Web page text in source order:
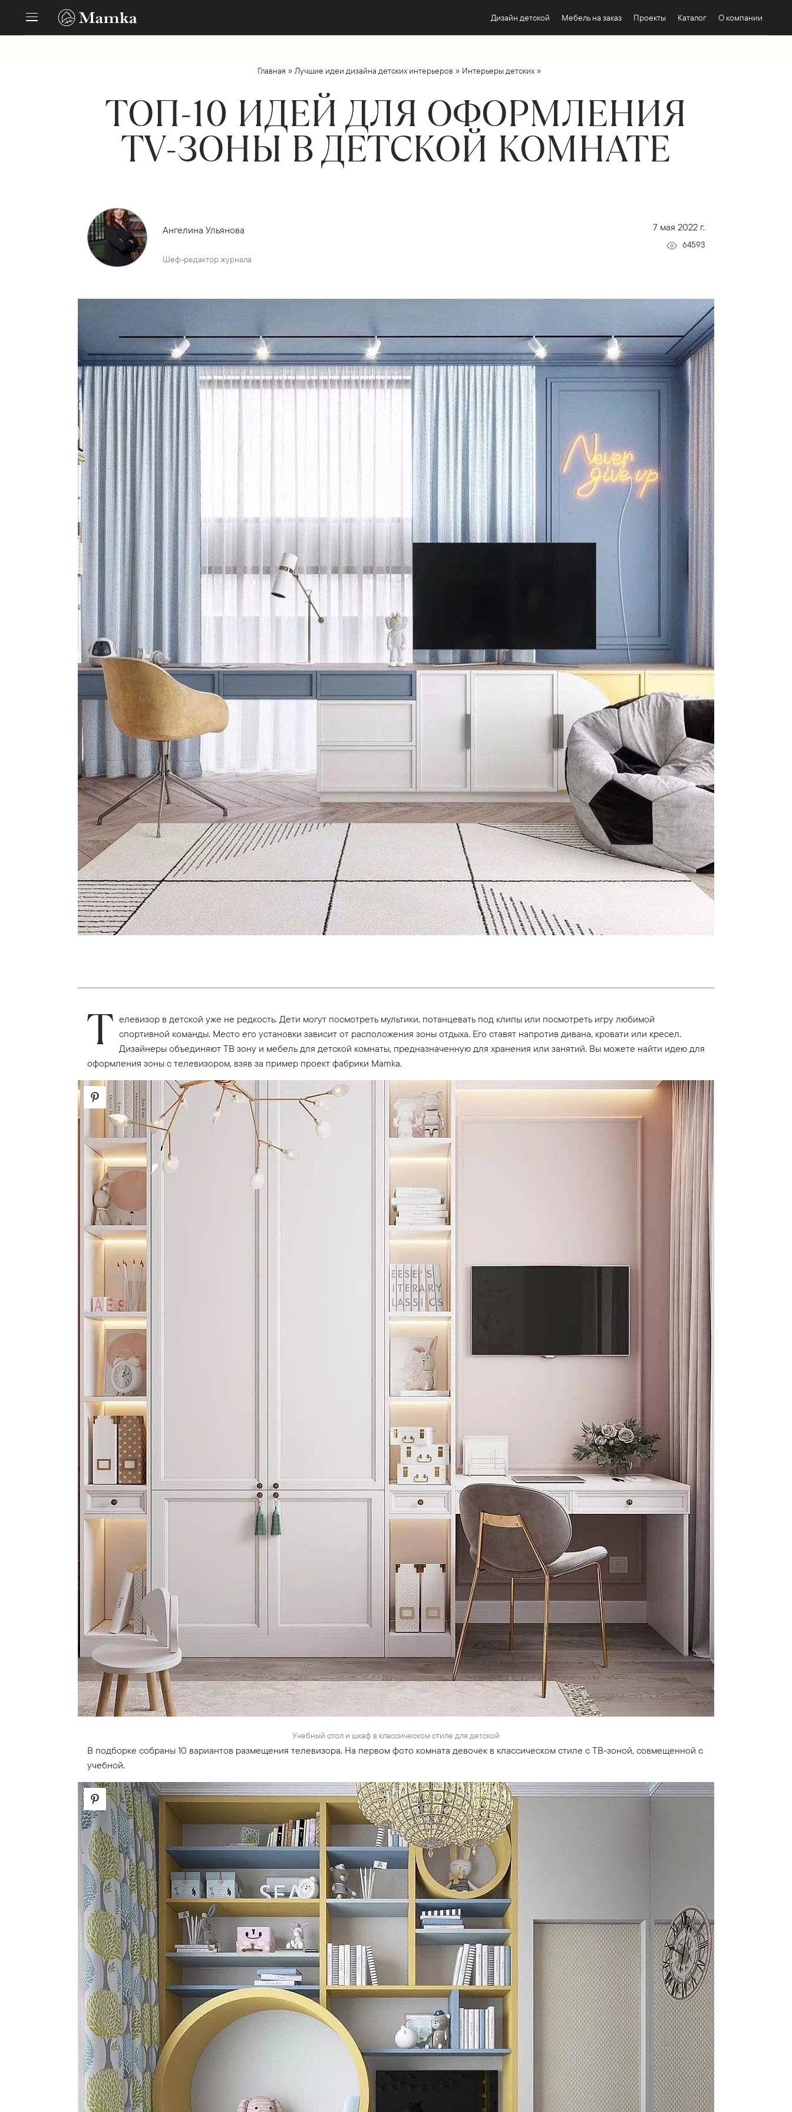
Дизайн детской Мебель на заказ Проекты Каталог О компании
Главная »Лучшие идеи дизайна детских интерьеров » Интерьеры детских»
ТОП-10 ИДЕЙ ДЛЯ ОФОРМЛЕНИЯ
TV-ЗОНЫ В ДЕТСКОЙ КОМНАТЕ
Ангелина Ульянова
Шеф-редактор журнала
7 мая 2022 г.
64593
Т елевизор в детской уже не редкость. Дети могут посмотреть мультики, потанцевать под клипы или посмотреть игру любимой
спортивной команды. Место его установки зависит от расположения зоны отдыха. Его ставят напротив дивана, кровати или кресел.
Дизайнеры объединяют ТВ зону и мебель для детской комнаты, предназначенную для хранения или занятий. Вы можете найти идею для
оформления зоны с телевизором, взяв за пример проект фабрики Mamka.
Учебный стол и шкаф в классическом стиле для детской
В подборке собраны 10 вариантов размещения телевизора. На первом фото комната девочек в классическом стиле с ТВ-зоной, совмещенной с
учебной.